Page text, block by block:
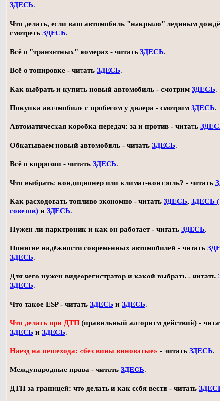
ЗДЕСЬ.
Что делать, если ваш автомобиль "накрыло" ледяным
смотреть ЗДЕСЬ.
Всё о "транзитных" номерах - читать ЗДЕСЬ.
Всё о тонировке - читать ЗДЕСЬ.
Как выбрать и купить новый автомобиль - смотрим ЗДЕСЬ.
Покупка автомобиля с пробегом у дилера - смотрим ЗДЕСЬ.
Автоматическая коробка передач: за и против - читать
Обкатываем новый автомобиль - читать ЗДЕСЬ.
Всё о коррозии - читать ЗДЕСЬ.
Что выбрать: кондиционер или климат-контроль? - читать
Как расходовать топливо экономно - читать ЗДЕСЬ, ЗДЕСЬ
советов) и ЗДЕСЬ.
Нужен ли парктроник и как он работает - читать ЗДЕСЬ.
Понятие надёжности современных автомобилей - читать
ЗДЕСЬ.
Для чего нужен видеорегистратор и какой выбрать - читать
ЗДЕСЬ.
Что такое ESP - читать ЗДЕСЬ и ЗДЕСЬ.
Что делать при ДТП (правильный алгоритм действий) -
ЗДЕСЬ и ЗДЕСЬ.
Наезд на пешехода: «без вины виноватые» - читать ЗДЕСЬ.
Международные права - читать ЗДЕСЬ.
ДТП за границей: что делать и как себя вести - читать